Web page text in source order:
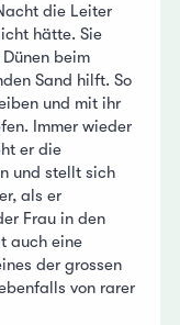
die Leiter
hätte. Sie
beim
Sand hilft. So
und mit ihr
Immer wieder
er die
und stellt sich
als er
Frau in den
auch eine
der grossen
von rarer